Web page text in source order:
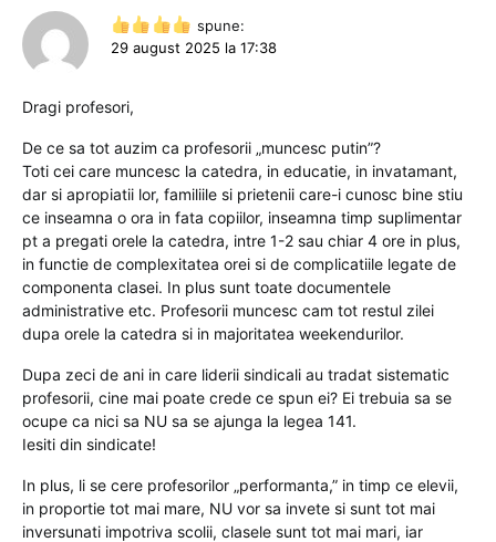
spune:
29 august 2025 la 17:38
Dragi profesori,
De ce sa tot auzim ca profesorii „muncesc putin”?
Toti cei care muncesc la catedra, in educatie, in invatamant,
dar si apropiatii lor, familiile si prietenii care-i cunosc bine stiu
ce inseamna o ora in fata copiilor, inseamna timp suplimentar
pt a pregati orele la catedra, intre 1-2 sau chiar 4 ore in plus,
in functie de complexitatea orei si de complicatiile legate de
componenta clasei. In plus sunt toate documentele
administrative etc. Profesorii muncesc cam tot restul zilei
dupa orele la catedra si in majoritatea weekendurilor.
Dupa zeci de ani in care liderii sindicali au tradat sistematic
profesorii, cine mai poate crede ce spun ei? Ei trebuia sa se
ocupe ca nici sa NU sa se ajunga la legea 141.
Iesiti din sindicate!
In plus, li se cere profesorilor „performanta,” in timp ce elevii,
in proportie tot mai mare, NU vor sa invete si sunt tot mai
inversunati impotriva scolii, clasele sunt tot mai mari, iar